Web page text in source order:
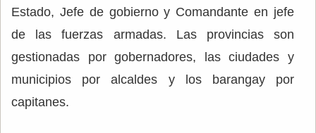
Estado, Jefe de gobierno y Comandante en jefe
de las fuerzas armadas. Las provincias son
gestionadas por gobernadores, las ciudades y
municipios por alcaldes y los barangay por
capitanes.